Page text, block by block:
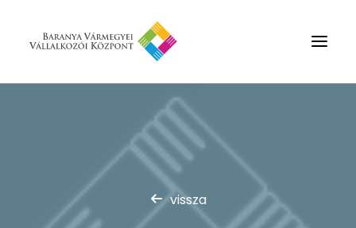
Rólunk
Szolgáltatások
Hírek
Partnerek
vissza